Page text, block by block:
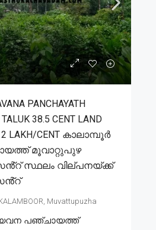
PANCHAYATH
38.5 CENT LAND
2 LAKH/CENT കാലാമ്പൂർ
മൂവാറ്റുപുഴ
സ്ഥലം വില്പനയ്ക്ക്
Muvattupuzha
പഞ്ചായത്ത്